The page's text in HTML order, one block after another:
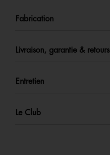
Fabrication
Livraison, garantie & retours
Entretien
Le Club